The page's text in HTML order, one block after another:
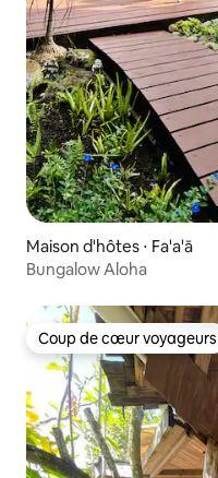
Maison d'hôtes ⋅ Fa'a'ā
Bungalow Aloha
Coup de cœur voyageurs
Coup de cœur voyageurs